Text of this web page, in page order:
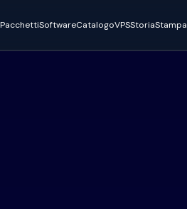
PacchettiSoftwareCatalogoVPSStoriaStampa